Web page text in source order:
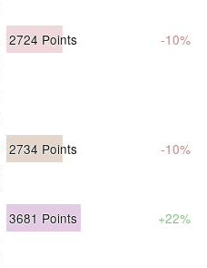
2724 Points -10%
2734 Points -10%
3681 Points +22%